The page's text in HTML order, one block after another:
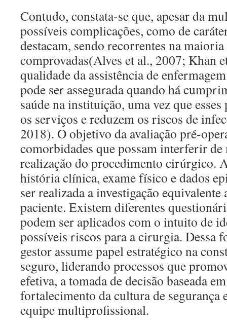
Contudo, constata-se que, apesar da
possíveis complicações, como de
destacam, sendo recorrentes na
comprovadas(Alves et al., 2007; Khan
qualidade da assistência de
pode ser assegurada quando há
saúde na instituição, uma vez que
os serviços e reduzem os riscos de
2018). O objetivo da avaliação pré-
comorbidades que possam interferir de
realização do procedimento cirúrgico.
história clínica, exame físico e dados
ser realizada a investigação equivalente
paciente. Existem diferentes
podem ser aplicados com o intuito de
possíveis riscos para a cirurgia. Dessa
gestor assume papel estratégico na
seguro, liderando processos que
efetiva, a tomada de decisão baseada
fortalecimento da cultura de segurança
equipe multiprofissional.